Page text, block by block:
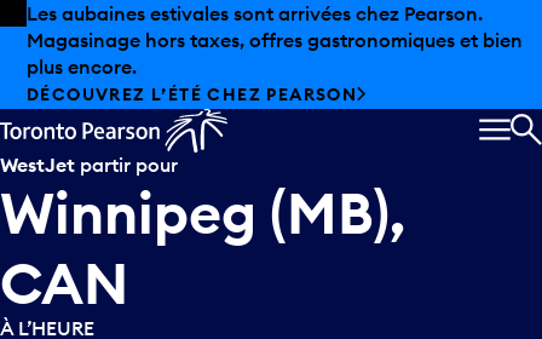
Skip to offers
Passer au contenu principal
Les aubaines estivales sont arrivées chez Pearson.
Magasinage hors taxes, offres gastronomiques et bien
plus encore.
DÉCOUVREZ L’ÉTÉ CHEZ PEARSON
WestJet partir pour
Winnipeg (MB),
CAN
À L’HEURE